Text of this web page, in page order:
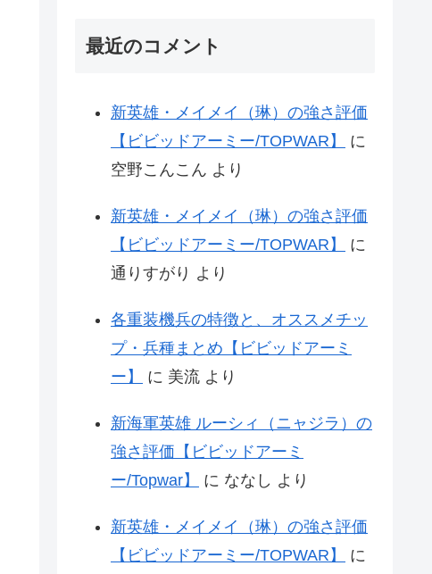
最近のコメント
新英雄・メイメイ（琳）の強さ評価
【ビビッドアーミー/TOPWAR】
に
空野こんこん より
新英雄・メイメイ（琳）の強さ評価
【ビビッドアーミー/TOPWAR】
に
通りすがり より
各重装機兵の特徴と、オススメチッ
プ・兵種まとめ【ビビッドアーミ
ー】
に 美流 より
新海軍英雄 ルーシィ（ニャジラ）の
強さ評価【ビビッドアーミ
ー/Topwar】
に ななし より
新英雄・メイメイ（琳）の強さ評価
【ビビッドアーミー/TOPWAR】
に